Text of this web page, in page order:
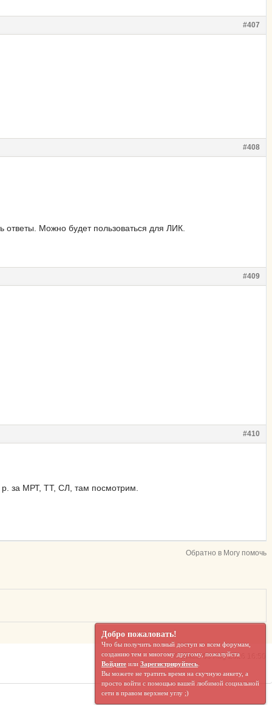
#407
#408
Можно будет пользоваться для ЛИК.
#409
#410
р. за МРТ, ТТ, СЛ, там посмотрим.
Обратно в Могу помочь
Сейчас: 09 Aug 2026 16:50
Добро пожаловать!
Что бы получить полный доступ ко всем форумам,
созданию тем и многому другому, пожалуйста
Войдите или Зарегистрируйтесь.
Вы можете не тратить время на скучную анкету, а
просто войти с помощью вашей любимой социальной
сети в правом верхнем углу ;)